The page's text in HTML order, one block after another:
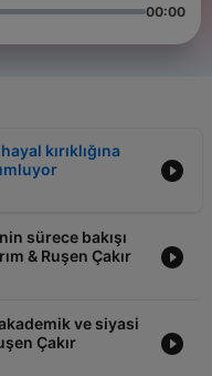
00:00
kırıklığına
sürece bakışı
& Ruşen Çakır
ve siyasi
Çakır